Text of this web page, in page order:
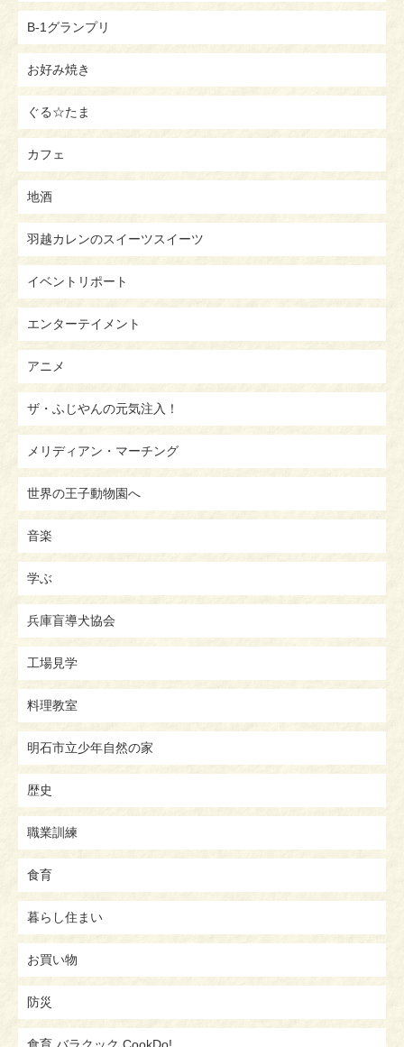
B-1グランプリ
お好み焼き
ぐる☆たま
カフェ
地酒
羽越カレンのスイーツスイーツ
イベントリポート
エンターテイメント
アニメ
ザ・ふじやんの元気注入！
メリディアン・マーチング
世界の王子動物園へ
音楽
学ぶ
兵庫盲導犬協会
工場見学
料理教室
明石市立少年自然の家
歴史
職業訓練
食育
暮らし住まい
お買い物
防災
食育 バラクック CookDo!